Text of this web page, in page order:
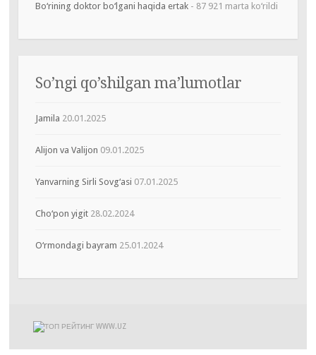
Bo‘rining doktor bo‘lgani haqida ertak- 87 921 marta ko‘rildi
So’ngi qo’shilgan ma’lumotlar
Jamila 20.01.2025
Alijon va Valijon 09.01.2025
Yanvarning Sirli Sovg‘asi 07.01.2025
Cho‘pon yigit 28.02.2024
O‘rmondagi bayram 25.01.2024